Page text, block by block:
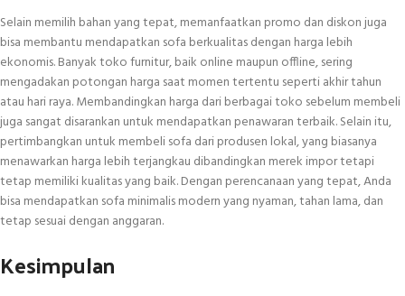
Selain memilih bahan yang tepat, memanfaatkan promo dan diskon juga
bisa membantu mendapatkan sofa berkualitas dengan harga lebih
ekonomis. Banyak toko furnitur, baik online maupun offline, sering
mengadakan potongan harga saat momen tertentu seperti akhir tahun
atau hari raya. Membandingkan harga dari berbagai toko sebelum membeli
juga sangat disarankan untuk mendapatkan penawaran terbaik. Selain itu,
pertimbangkan untuk membeli sofa dari produsen lokal, yang biasanya
menawarkan harga lebih terjangkau dibandingkan merek impor tetapi
tetap memiliki kualitas yang baik. Dengan perencanaan yang tepat, Anda
bisa mendapatkan sofa minimalis modern yang nyaman, tahan lama, dan
tetap sesuai dengan anggaran.
Kesimpulan